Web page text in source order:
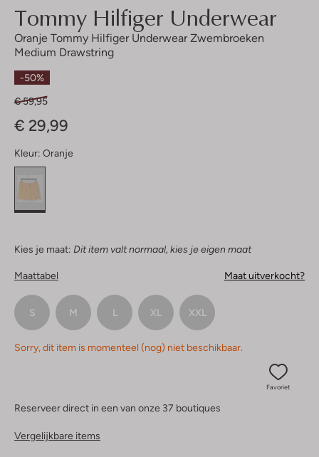
Tommy Hilfiger Underwear
Oranje Tommy Hilfiger Underwear Zwembroeken
Medium Drawstring
-50%
€ 59,95
€ 29,99
Kleur: Oranje
Kies je maat: Dit item valt normaal, kies je eigen maat
Maattabel Maat uitverkocht?
S M L XL XXL
Sorry, dit item is momenteel (nog) niet beschikbaar.
Favoriet
Reserveer direct in een van onze 37 boutiques
Vergelijkbare items